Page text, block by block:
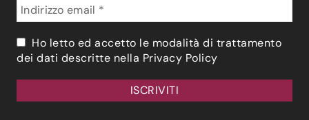
Ho letto ed accetto le modalità di trattamento
dei dati descritte nella Privacy Policy